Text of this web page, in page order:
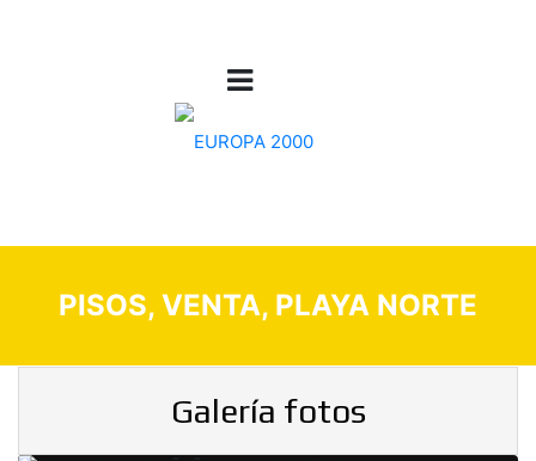
PISOS, VENTA, PLAYA NORTE
Galería fotos